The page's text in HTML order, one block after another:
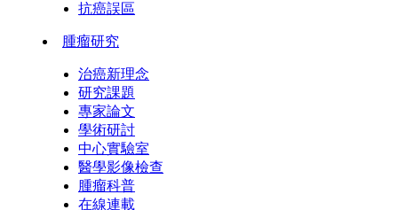
抗癌誤區
腫瘤研究
治癌新理念
研究課題
專家論文
學術研討
中心實驗室
醫學影像檢查
腫瘤科普
在線連載